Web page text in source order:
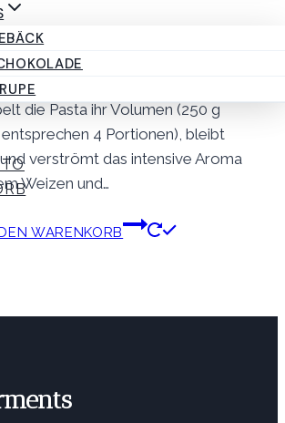
das typische Aussehen
Vollkornprodukte: raue und
Oberfläche, intensive, rohe
nur 2-3 Minuten Kochzeit
die Pasta ihr Volumen (250 g
4 Portionen), bleibt
verströmt das intensive Aroma
Weizen und…
WARENKORB